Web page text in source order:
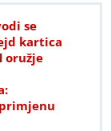
se
kartica
oružje